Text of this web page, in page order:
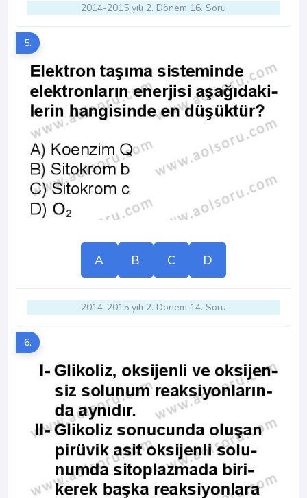
2014-2015 yılı 2. Dönem 16. Soru
5.
A B C D
2014-2015 yılı 2. Dönem 14. Soru
6.